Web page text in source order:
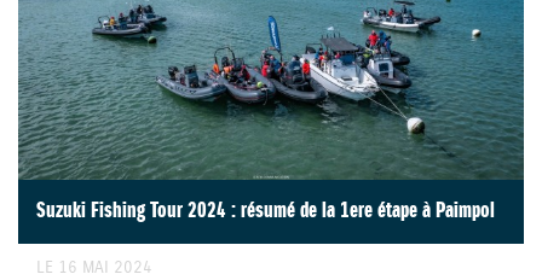
Suzuki Fishing Tour 2024 : résumé de la 1ere étape à Paimpol
LE 16 MAI 2024